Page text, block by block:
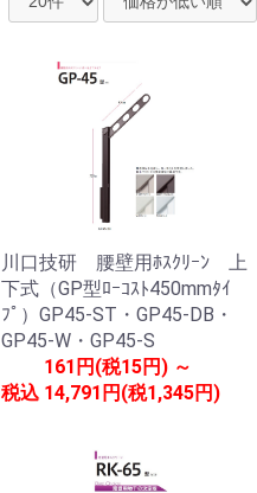
川口技研 腰壁用ﾎｽｸﾘｰﾝ 上
下式（GP型ﾛｰｺｽﾄ450mmﾀｲ
ﾌﾟ）GP45-ST・GP45-DB・
GP45-W・GP45-S
税込
161円(税15円) ～
14,791円(税1,345円)